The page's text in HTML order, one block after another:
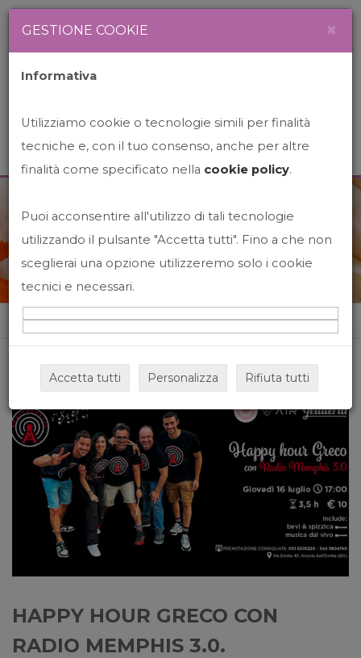
News&Events
Home News&events
HAPPY HOUR GRECO CON
RADIO MEMPHIS 3.0.
GESTIONE COOKIE ×
Informativa
Utilizziamo cookie o tecnologie simili per finalità
tecniche e, con il tuo consenso, anche per altre
finalità come specificato nella cookie policy.
Puoi acconsentire all'utilizzo di tali tecnologie
utilizzando il pulsante "Accetta tutti". Fino a che non
sceglierai una opzione utilizzeremo solo i cookie
tecnici e necessari.
Accetta tutti Personalizza Rifiuta tutti